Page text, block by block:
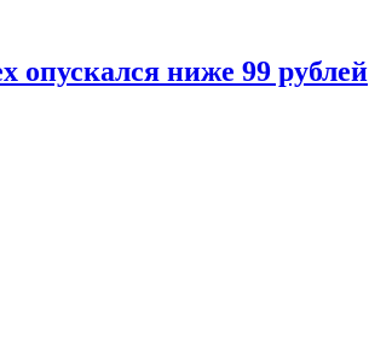
опускался ниже 99 рублей